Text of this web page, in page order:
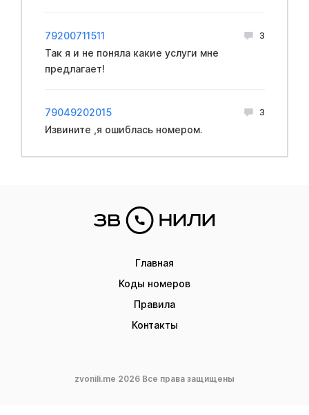
79200711511 3
Так я и не поняла какие услуги мне
предлагает!
79049202015 3
Извините ,я ошиблась номером.
Главная
Коды номеров
Правила
Контакты
zvonili.me 2026 Все права защищены